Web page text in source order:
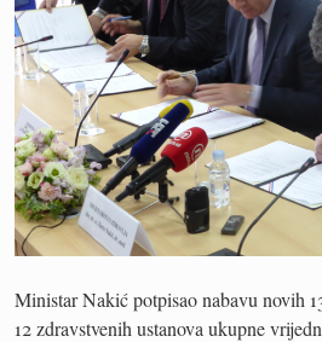
Ministar Nakić potpisao nabavu novih
12 zdravstvenih ustanova ukupne